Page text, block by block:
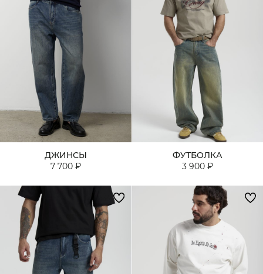
ДЖИНСЫ
7 700 ₽
ФУТБОЛКА
3 900 ₽